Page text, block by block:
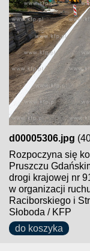
d00005306.jpg
Rozpoczyna się
Pruszczu
drogi krajowej nr
w organizacji
Raciborskiego i
Słoboda / KFP
do koszyka